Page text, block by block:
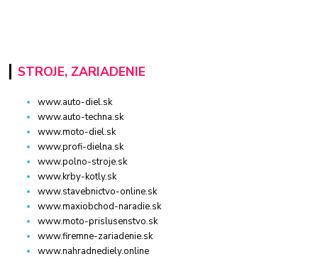
STROJE, ZARIADENIE
www.auto-diel.sk
www.auto-techna.sk
www.moto-diel.sk
www.profi-dielna.sk
www.polno-stroje.sk
www.krby-kotly.sk
www.stavebnictvo-online.sk
www.maxiobchod-naradie.sk
www.moto-prislusenstvo.sk
www.firemne-zariadenie.sk
www.nahradnediely.online